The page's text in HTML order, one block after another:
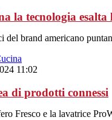
la tecnologia esalta
del brand americano
11:02
di prodotti connessi
Fresco e la lavatrice